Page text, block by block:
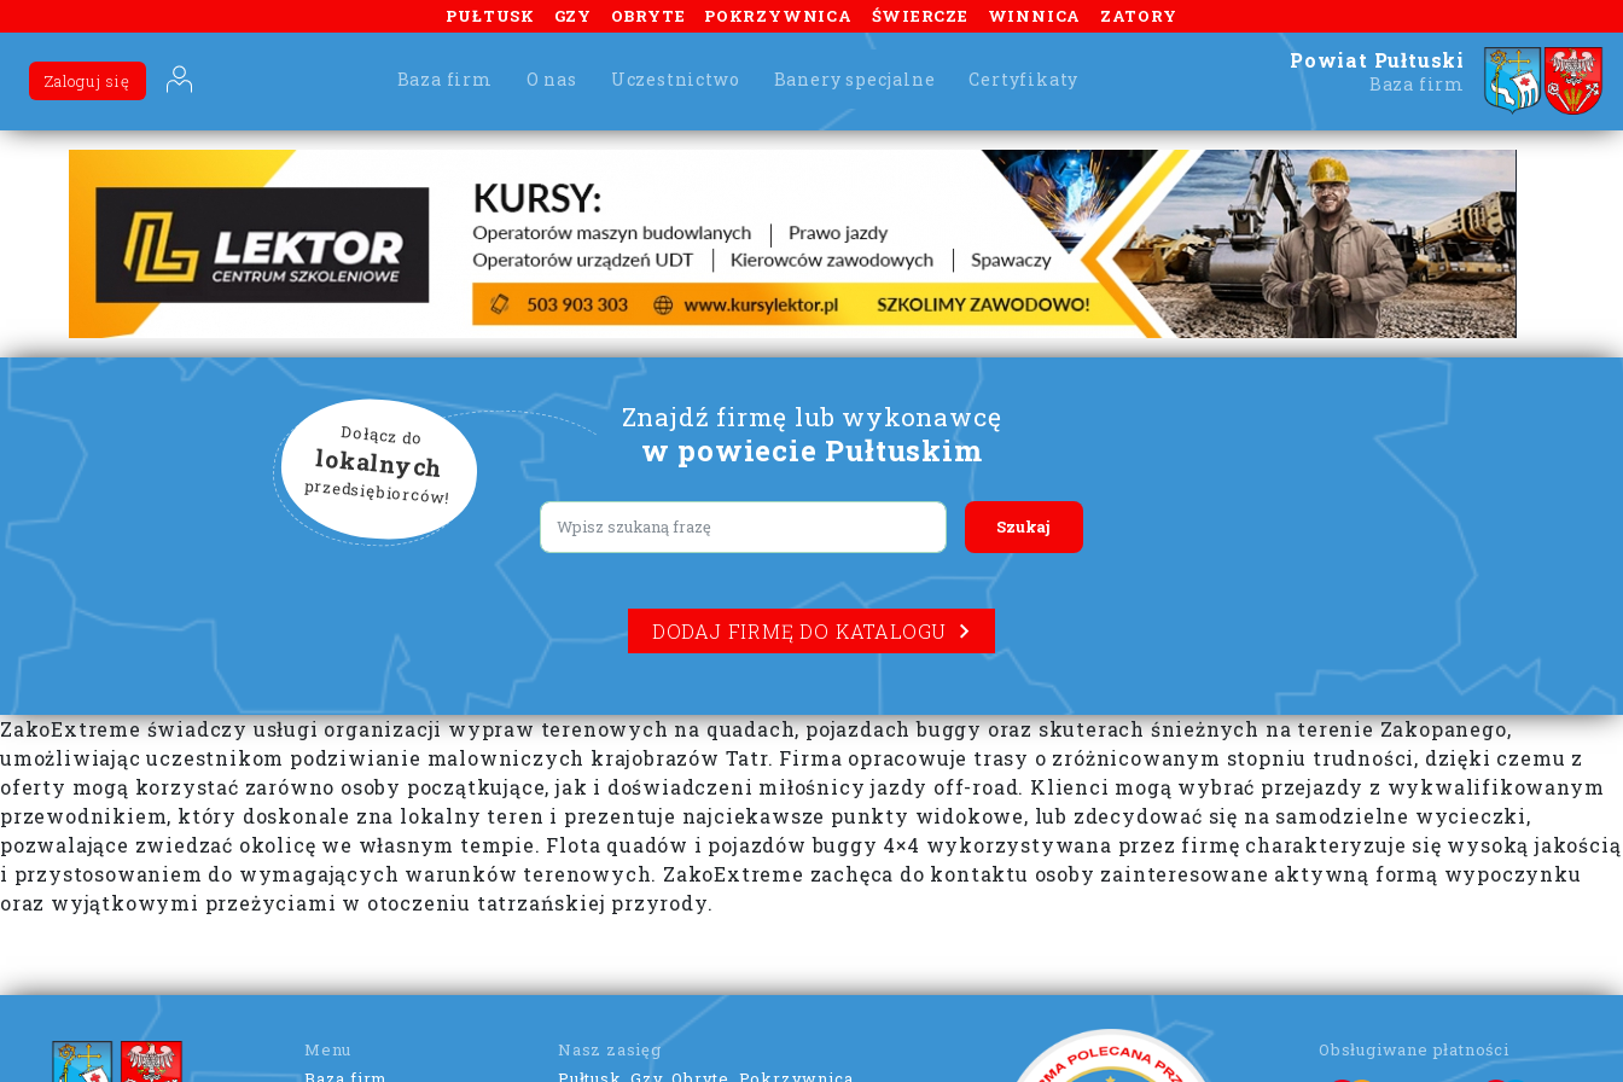
PUŁTUSK GZY OBRYTE POKRZYWNICA ŚWIERCZE WINNICA ZATORY
Baza firm O nas Uczestnictwo Banery specjalne Certyfikaty
Zaloguj się
Powiat Pułtuski
Baza firm
Znajdź firmę lub wykonawcę
w powiecie Pułtuskim
Dołącz do
lokalnych
przedsiębiorców!
Lorem ipsum
DODAJ FIRMĘ DO KATALOGU
ZakoExtreme świadczy usługi organizacji wypraw terenowych na quadach, pojazdach buggy oraz skuterach śnieżnych na terenie Zakopanego,
umożliwiając uczestnikom podziwianie malowniczych krajobrazów Tatr. Firma opracowuje trasy o zróżnicowanym stopniu trudności, dzięki czemu z
oferty mogą korzystać zarówno osoby początkujące, jak i doświadczeni miłośnicy jazdy off-road. Klienci mogą wybrać przejazdy z wykwalifikowanym
przewodnikiem, który doskonale zna lokalny teren i prezentuje najciekawsze punkty widokowe, lub zdecydować się na samodzielne wycieczki,
pozwalające zwiedzać okolicę we własnym tempie. Flota quadów i pojazdów buggy 4×4 wykorzystywana przez firmę charakteryzuje się wysoką jakością
i przystosowaniem do wymagających warunków terenowych. ZakoExtreme zachęca do kontaktu osoby zainteresowane aktywną formą wypoczynku
oraz wyjątkowymi przeżyciami w otoczeniu tatrzańskiej przyrody.
Menu
Nasz zasięg
Obsługiwane płatności